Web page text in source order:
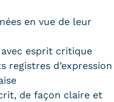
en vue de leur
esprit critique
registres d’expression
de façon claire et